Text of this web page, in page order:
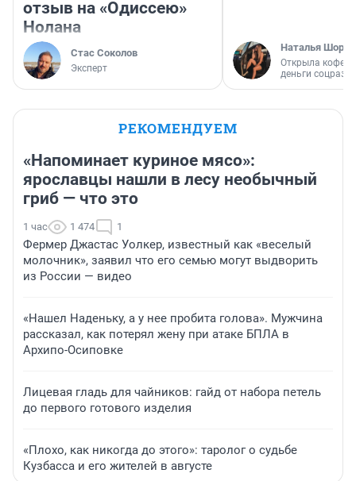
отзыв на «Одиссею»
Нолана
Стас Соколов
Эксперт
Наталья
Открыла
деньги
РЕКОМЕНДУЕМ
«Напоминает куриное мясо»:
ярославцы нашли в лесу необычный
гриб — что это
1 час 1 474 1
Фермер Джастас Уолкер, известный как «веселый
молочник», заявил что его семью могут выдворить
из России — видео
«Нашел Наденьку, а у нее пробита голова». Мужчина
рассказал, как потерял жену при атаке БПЛА в
Архипо-Осиповке
Лицевая гладь для чайников: гайд от набора петель
до первого готового изделия
«Плохо, как никогда до этого»: таролог о судьбе
Кузбасса и его жителей в августе